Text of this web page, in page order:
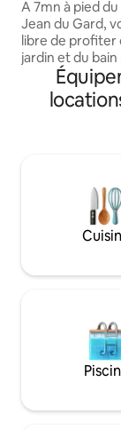
bienvenus
A 7mn à pied
Jean du Gard,
libre de profiter
jardin et du
température)
Soyons tous
🧡💛💚💙💜 En supplément : -le bain
privatisons,
tous les matins